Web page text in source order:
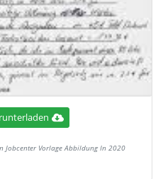
Jobcenter Vorlage Abbildung In 2020